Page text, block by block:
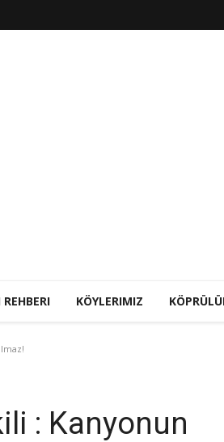
REHBERI KÖYLERIMIZ
: Kanyonun